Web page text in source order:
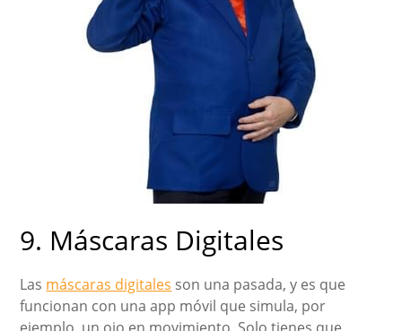
9. Máscaras Digitales
Las máscaras digitales son una pasada, y es que
funcionan con una app móvil que simula, por